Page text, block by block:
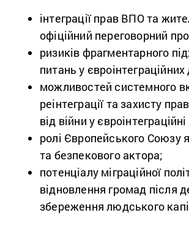
інтеграції прав ВПО та
офіційний переговорний
ризиків фрагментарного
питань у
можливостей системного
реінтеграції та захисту
від війни у
ролі Європейського Союзу
та безпекового актора;
потенціалу міграційної
відновлення громад після
збереження людського